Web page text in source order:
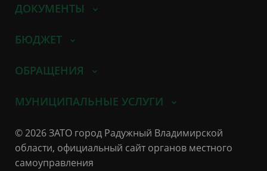
ДОКУМЕНТЫ
БЮДЖЕТ
ОБРАЩЕНИЯ
МУНИЦИПАЛЬНЫЕ УСЛУГИ
© 2026 ЗАТО город Радужный Владимирской
области, официальный сайт органов местного
самоуправления